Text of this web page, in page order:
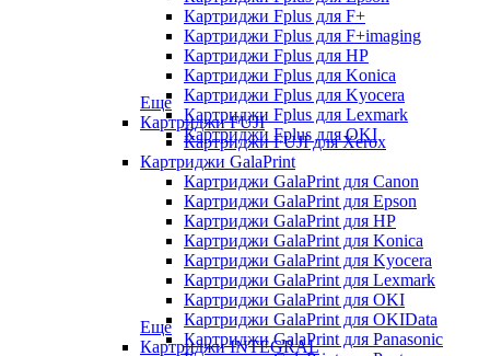
Картриджи Fplus для F+
Картриджи Fplus для F+imaging
Картриджи Fplus для HP
Картриджи Fplus для Konica
Картриджи Fplus для Kyocera
Картриджи Fplus для Lexmark
Картриджи Fplus для OKI
Еще
Картриджи FUJI
Картриджи FUJI для Xerox
Картриджи GalaPrint
Картриджи GalaPrint для Canon
Картриджи GalaPrint для Epson
Картриджи GalaPrint для HP
Картриджи GalaPrint для Konica
Картриджи GalaPrint для Kyocera
Картриджи GalaPrint для Lexmark
Картриджи GalaPrint для OKI
Картриджи GalaPrint для OKIData
Картриджи GalaPrint для Panasonic
Еще
Картриджи INTEGRAL